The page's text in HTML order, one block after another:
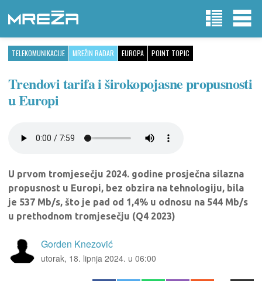
TELEKOMUNIKACIJE MREŽIN RADAR EUROPA POINT TOPIC
Trendovi tarifa i širokopojasne propusnosti
u Europi
U prvom tromjesečju 2024. godine prosječna silazna
propusnost u Europi, bez obzira na tehnologiju, bila
je 537 Mb/s, što je pad od 1,4% u odnosu na 544 Mb/s
u prethodnom tromjesečju (Q4 2023)
Gorden Knezović
utorak, 18. lipnja 2024. u 06:00